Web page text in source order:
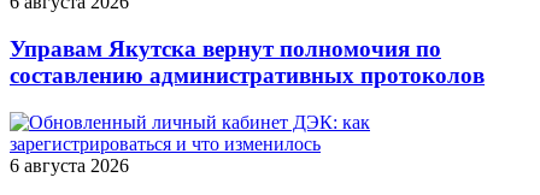
Управам Якутска вернут полномочия по
составлению административных протоколов
6 августа 2026